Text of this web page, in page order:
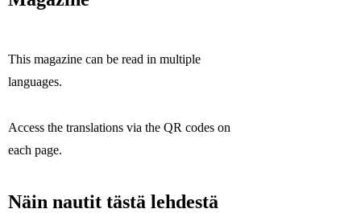
This magazine can be read in multiple
languages.
Access the translations via the QR codes on
each page.
Näin nautit tästä lehdestä